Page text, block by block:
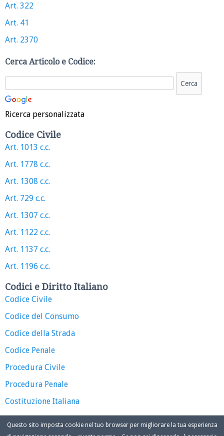
Art. 322
Art. 41
Art. 2370
Cerca Articolo e Codice:
Ricerca personalizzata
Codice Civile
Art. 1013 c.c.
Art. 1778 c.c.
Art. 1308 c.c.
Art. 729 c.c.
Art. 1307 c.c.
Art. 1122 c.c.
Art. 1137 c.c.
Art. 1196 c.c.
Codici e Diritto Italiano
Codice Civile
Codice del Consumo
Codice della Strada
Codice Penale
Procedura Civile
Procedura Penale
Costituzione Italiana
Questo sito imposta cookie nel tuo browser per migliorare la tua esperienza